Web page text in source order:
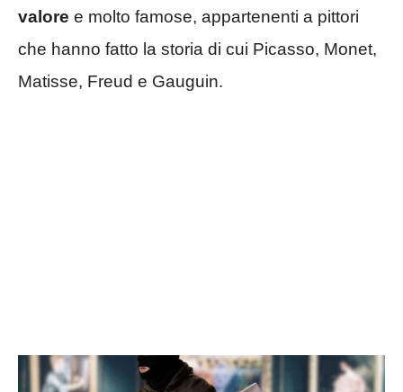
valore e molto famose, appartenenti a pittori
che hanno fatto la storia di cui Picasso, Monet,
Matisse, Freud e Gauguin.